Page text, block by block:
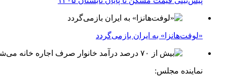
«لوفت‌هانزا» به ایران بازمی‌گردد
نماینده مجلس: